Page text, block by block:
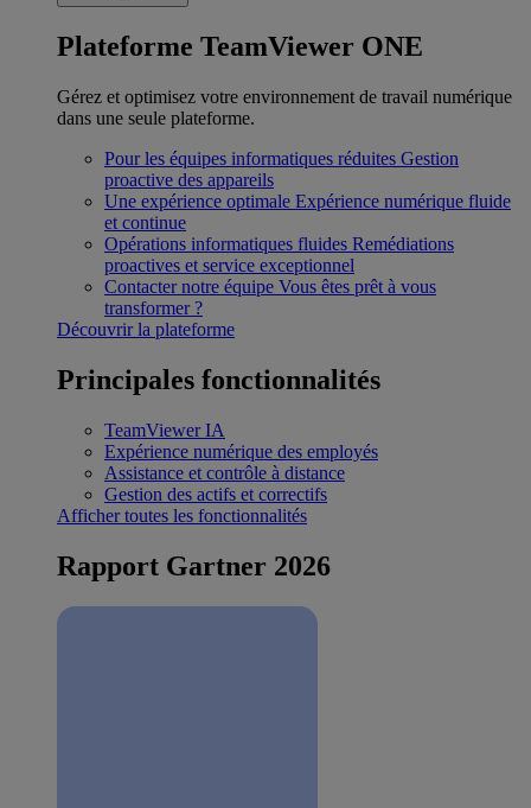
Plateforme TeamViewer ONE
Gérez et optimisez votre environnement de travail numérique
dans une seule plateforme.
Pour les équipes informatiques réduites Gestion
proactive des appareils
Une expérience optimale Expérience numérique fluide
et continue
Opérations informatiques fluides Remédiations
proactives et service exceptionnel
Contacter notre équipe Vous êtes prêt à vous
transformer ?
Découvrir la plateforme
Principales fonctionnalités
TeamViewer IA
Expérience numérique des employés
Assistance et contrôle à distance
Gestion des actifs et correctifs
Afficher toutes les fonctionnalités
Rapport Gartner 2026